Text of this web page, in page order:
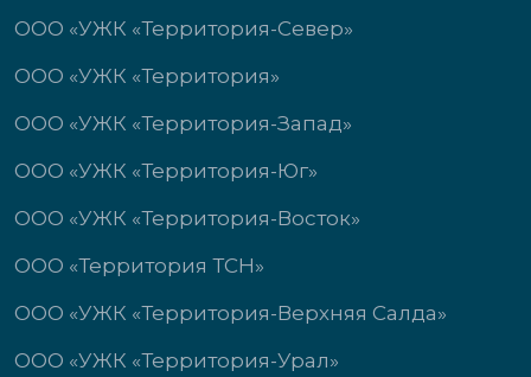
ООО «УЖК «Территория-Север»
ООО «УЖК «Территория»
ООО «УЖК «Территория-Запад»
ООО «УЖК «Территория-Юг»
ООО «УЖК «Территория-Восток»
ООО «Территория ТСН»
ООО «УЖК «Территория-Верхняя Салда»
ООО «УЖК «Территория-Урал»